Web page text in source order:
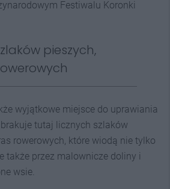
Festiwalu Koronki
pieszych,
wyjątkowe miejsce do uprawiania
tutaj licznych szlaków
rowerowych, które wiodą nie tylko
także przez malownicze doliny i
wsie.